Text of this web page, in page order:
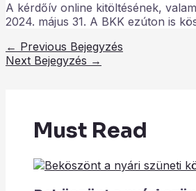
A kérdőív online kitöltésének,
2024. május 31. A BKK ezúton is
← Previous Bejegyzés
Next Bejegyzés →
Must Read